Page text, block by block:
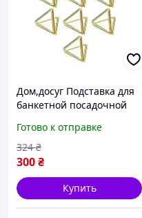
Дом,досуг Подставка для
банкетной посадочной
ценникодержатель
Leeseph 10шт золото
2*,5см 17
Готово к отправке
300₴
324 ₴
Купить